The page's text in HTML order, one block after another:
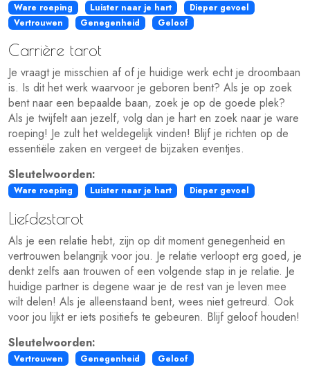
Ware roeping Luister naar je hart
Dieper gevoel
Vertrouwen
Genegenheid Geloof
Carrière tarot
Je vraagt je misschien af of je huidige werk echt je droombaan
is. Is dit het werk waarvoor je geboren bent? Als je op zoek
bent naar een bepaalde baan, zoek je op de goede plek?
Als je twijfelt aan jezelf, volg dan je hart en zoek naar je ware
roeping! Je zult het weldegelijk vinden! Blijf je richten op de
essentiële zaken en vergeet de bijzaken eventjes.
Sleutelwoorden:
Ware roeping Luister naar je hart Dieper gevoel
Liefdestarot
Als je een relatie hebt, zijn op dit moment genegenheid en
vertrouwen belangrijk voor jou. Je relatie verloopt erg goed, je
denkt zelfs aan trouwen of een volgende stap in je relatie. Je
huidige partner is degene waar je de rest van je leven mee
wilt delen! Als je alleenstaand bent, wees niet getreurd. Ook
voor jou lijkt er iets positiefs te gebeuren. Blijf geloof houden!
Sleutelwoorden:
Vertrouwen Genegenheid Geloof